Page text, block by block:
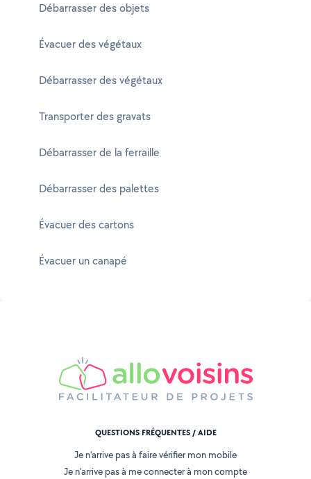
Débarrasser des objets
Évacuer des végétaux
Débarrasser des végétaux
Transporter des gravats
Débarrasser de la ferraille
Débarrasser des palettes
Évacuer des cartons
Évacuer un canapé
QUESTIONS FRÉQUENTES / AIDE
Je n'arrive pas à faire vérifier mon mobile
Je n'arrive pas à me connecter à mon compte